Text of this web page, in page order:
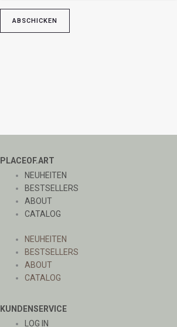
PLACEOF.ART
NEUHEITEN
BESTSELLERS
ABOUT
CATALOG
NEUHEITEN
BESTSELLERS
ABOUT
CATALOG
KUNDENSERVICE
LOG IN